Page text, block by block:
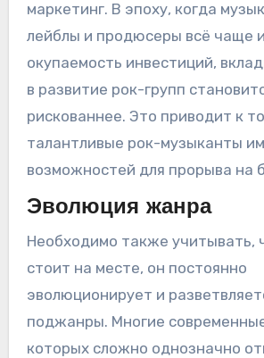
маркетинг. В эпоху, когда
лейблы и продюсеры всё чаще
окупаемость инвестиций,
в развитие рок-групп
рискованнее. Это приводит к
талантливые рок-музыканты
возможностей для прорыва на
Эволюция жанра
Необходимо также учитывать,
стоит на месте, он постоянно
эволюционирует и
поджанры. Многие
которых сложно однозначно